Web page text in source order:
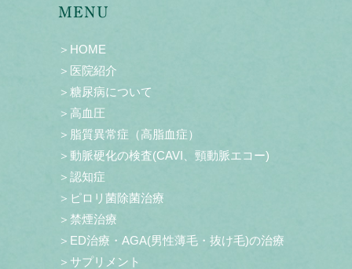
MENU
＞HOME
＞医院紹介
＞糖尿病について
＞高血圧
＞脂質異常症（高脂血症）
＞動脈硬化の検査(CAVI、頸動脈エコー)
＞認知症
＞ピロリ菌除菌治療
＞禁煙治療
＞ED治療・AGA(男性薄毛・抜け毛)の治療
＞サプリメント